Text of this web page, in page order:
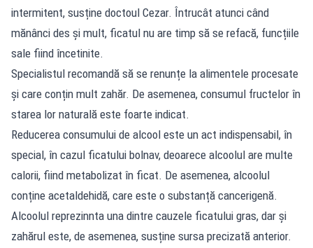
intermitent, susține doctoul Cezar. Întrucât atunci când
mănânci des și mult, ficatul nu are timp să se refacă, funcțiile
sale fiind încetinite.
Specialistul recomandă să se renunțe la alimentele procesate
și care conțin mult zahăr. De asemenea, consumul fructelor în
starea lor naturală este foarte indicat.
Reducerea consumului de alcool este un act indispensabil, în
special, în cazul ficatului bolnav, deoarece alcoolul are multe
calorii, fiind metabolizat în ficat. De asemenea, alcoolul
conține acetaldehidă, care este o substanță cancerigenă.
Alcoolul reprezinnta una dintre cauzele ficatului gras, dar și
zahărul este, de asemenea, susține sursa precizată anterior.